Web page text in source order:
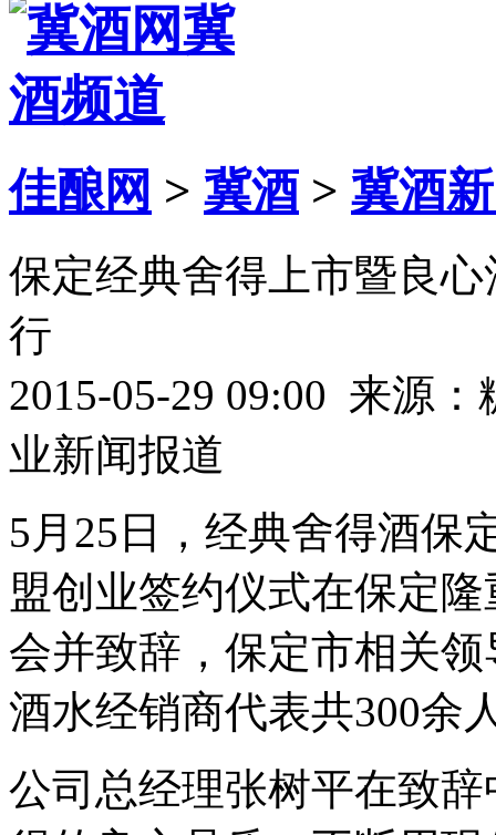
佳酿网 > 冀酒 > 冀酒
保定经典舍得上市暨良
行
2015-05-29 09:00 来源
业新闻报道
5月25日，经典舍得酒保
盟创业签约仪式在保定
会并致辞，保定市相关
酒水经销商代表共300余
公司总经理张树平在致